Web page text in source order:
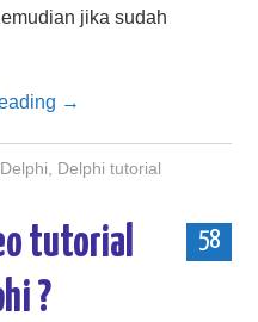
jika sudah
→
Delphi Delphi tutorial
58
tutorial
?